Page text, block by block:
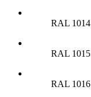
RAL 1014
RAL 1015
RAL 1016